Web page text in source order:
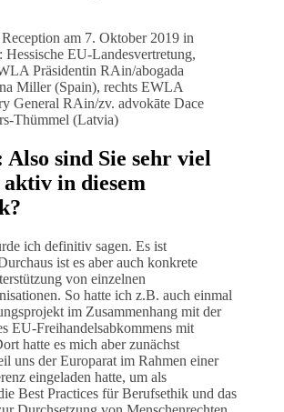
am 7. Oktober 2019 in
Hessische EU-Landesvertretung,
Präsidentin RAin/abogada
Miller (Spain), rechts EWLA
General RAin/zv. advokāte Dace
Thümmel (Latvia)
sind Sie sehr viel
in diesem
ich definitiv sagen. Es ist
ist es aber auch konkrete
von einzelnen
So hatte ich z.B. auch einmal
im Zusammenhang mit der
EU-Freihandelsabkommens mit
hatte es mich aber zunächst
uns der Europarat im Rahmen einer
eingeladen hatte, um als
Best Practices für Berufsethik und das